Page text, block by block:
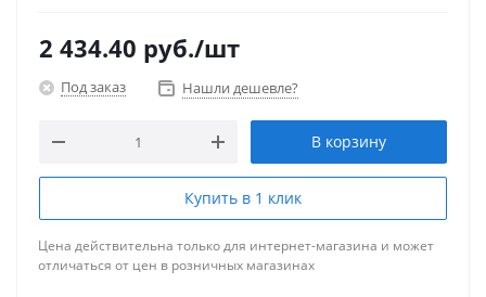
2 434.40 руб./шт
Под заказ Нашли дешевле?
В корзину
Купить в 1 клик
Цена действительна только для интернет-магазина и может
отличаться от цен в розничных магазинах